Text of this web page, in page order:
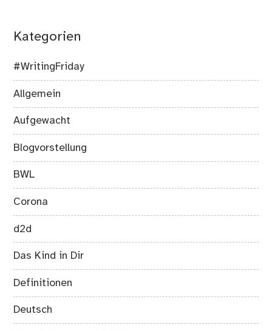
Kategorien
#WritingFriday
Allgemein
Aufgewacht
Blogvorstellung
BWL
Corona
d2d
Das Kind in Dir
Definitionen
Deutsch